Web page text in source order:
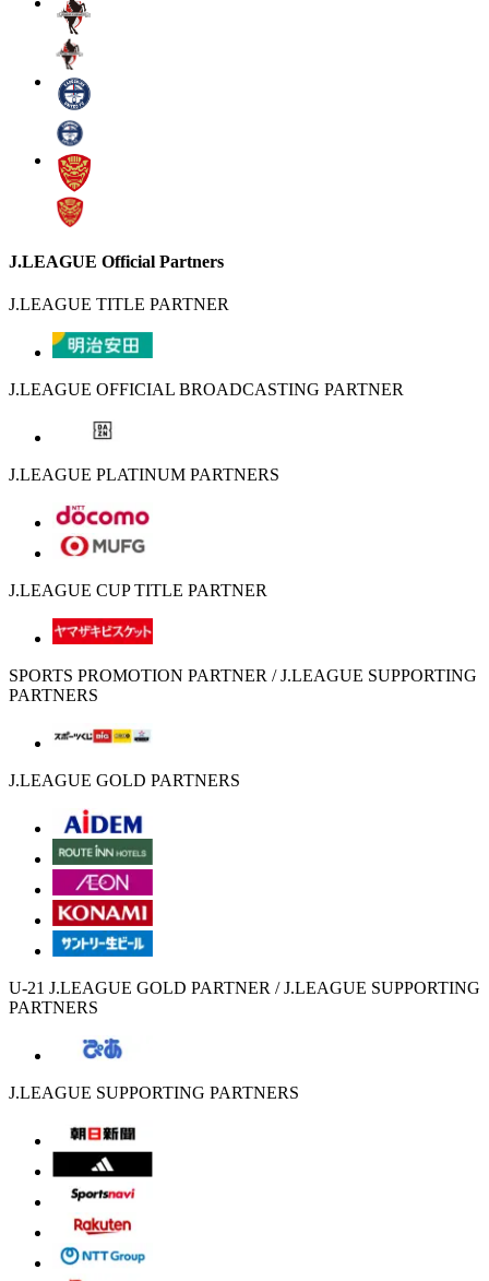
J.LEAGUE Official Partners
J.LEAGUE TITLE PARTNER
J.LEAGUE OFFICIAL BROADCASTING PARTNER
J.LEAGUE PLATINUM PARTNERS
J.LEAGUE CUP TITLE PARTNER
SPORTS PROMOTION PARTNER / J.LEAGUE SUPPORTING
PARTNERS
J.LEAGUE GOLD PARTNERS
U-21 J.LEAGUE GOLD PARTNER / J.LEAGUE SUPPORTING
PARTNERS
J.LEAGUE SUPPORTING PARTNERS